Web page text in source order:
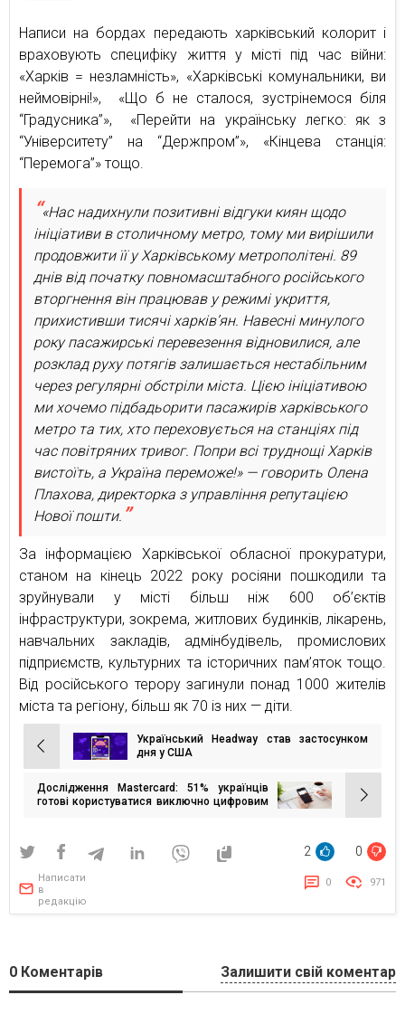
Написи на бордах передають харківський колорит і
враховують специфіку життя у місті під час війни:
«Харків = незламність», «Харківські комунальники, ви
неймовірні!», «Що б не сталося, зустрінемося біля
“Градусника”», «Перейти на українську легко: як з
“Університету” на “Держпром”», «Кінцева станція:
“Перемога”» тощо.
«Нас надихнули позитивні відгуки киян щодо
ініціативи в столичному метро, тому ми вирішили
продовжити її у Харківському метрополітені. 89
днів від початку повномасштабного російського
вторгнення він працював у режимі укриття,
прихистивши тисячі харків’ян. Навесні минулого
року пасажирські перевезення відновилися, але
розклад руху потягів залишається нестабільним
через регулярні обстріли міста. Цією ініціативою
ми хочемо підбадьорити пасажирів харківського
метро та тих, хто переховується на станціях під
час повітряних тривог. Попри всі труднощі Харків
вистоїть, а Україна переможе!» — говорить Олена
Плахова, директорка з управління репутацією
Нової пошти.
За інформацією Харківської обласної прокуратури,
станом на кінець 2022 року росіяни пошкодили та
зруйнували у місті більш ніж 600 об’єктів
інфраструктури, зокрема, житлових будинків, лікарень,
навчальних закладів, адмінбудівель, промислових
підприємств, культурних та історичних пам’яток тощо.
Від російського терору загинули понад 1000 жителів
міста та регіону, більш як 70 із них — діти.
Навігація
записів
Український Headway став застосунком
дня у США
Дослідження Mastercard: 51% українців
готові користуватися виключно цифровим
2 0
Написати
в
редакцію
0 971
0 Коментарів Залишити свій коментар